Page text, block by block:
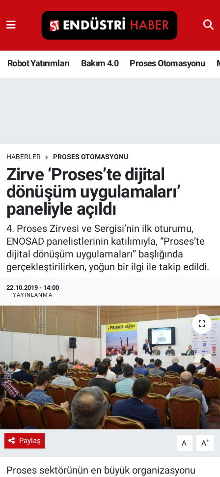
Robot Yatırımları Bakım 4.0 Proses Otomasyonu
HABERLER PROSES OTOMASYONU
Zirve ‘Proses’te dijital
dönüşüm uygulamaları’
paneliyle açıldı
4. Proses Zirvesi ve Sergisi’nin ilk oturumu,
ENOSAD panelistlerinin katılımıyla, “Proses’te
dijital dönüşüm uygulamaları” başlığında
gerçekleştirilirken, yoğun bir ilgi ile takip edildi.
22.10.2019 - 14:00
YAYINLANMA
Paylaş A- A+
Proses sektörünün en büyük organizasyonu
Robot Yatırımları
Bakım 4.0
Depolama Çözümleri
İnşaat ve Malzeme
HaberOrtak
EndüstriST
Enerjisini Üreten Fabrikalar
Endüstri 4.0 Uygulamaları
Ağır Sanayi Çözümleri